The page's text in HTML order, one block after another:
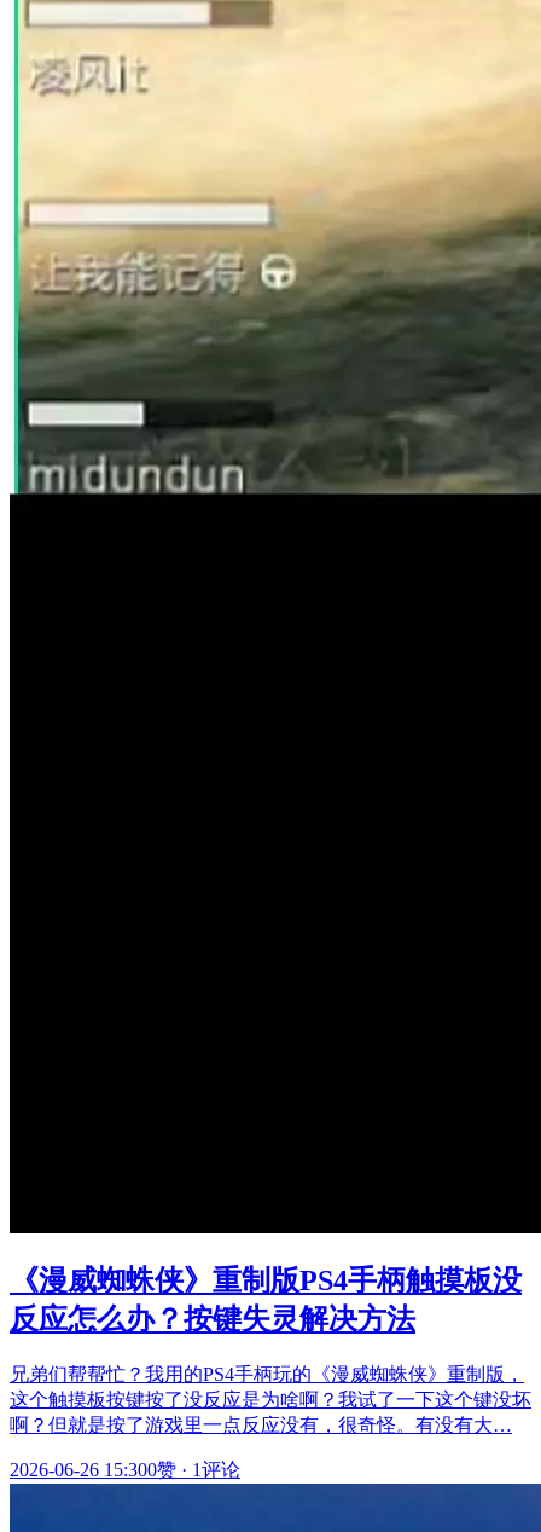
《漫威蜘蛛侠》重制版PS4手柄触摸板没
反应怎么办？按键失灵解决方法
兄弟们帮帮忙？我用的PS4手柄玩的《漫威蜘蛛侠》重制版，
这个触摸板按键按了没反应是为啥啊？我试了一下这个键没坏
啊？但就是按了游戏里一点反应没有，很奇怪。有没有大…
2026-06-26 15:300赞 · 1评论